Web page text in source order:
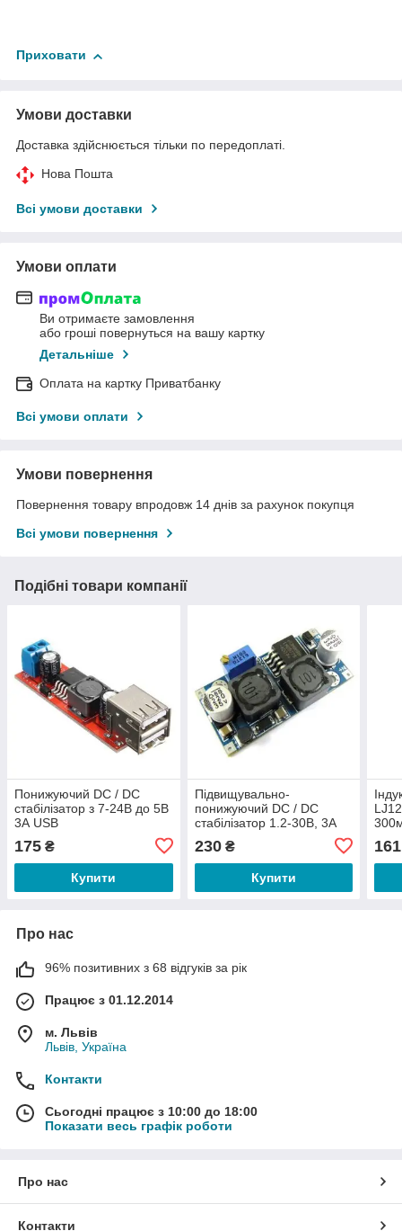
Приховати
Умови доставки
Доставка здійснюється тільки по передоплаті.
Нова Пошта
Всі умови доставки
Умови оплати
Ви отримаєте замовлення
або гроші повернуться на вашу картку
Детальніше
Оплата на картку Приватбанку
Всі умови оплати
Умови повернення
Повернення товару впродовж 14 днів за рахунок покупця
Всі умови повернення
Подібні товари компанії
Понижуючий DC / DC
стабілізатор з 7-24В до 5В
3А USB
175 ₴
Купити
Підвищувально-
понижуючий DC / DC
стабілізатор 1.2-30В, 3А
230₴
Купити
161
Про нас
96% позитивних з 68 відгуків за рік
Працює з 01.12.2014
м. Львів
Львів, Україна
Контакти
Сьогодні працює з 10:00 до 18:00
Показати весь графік роботи
Про нас
Контакти